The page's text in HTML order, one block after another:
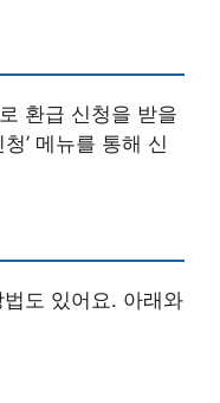
환급 신청을 받을
’ 메뉴를 통해 신
도 있어요. 아래와